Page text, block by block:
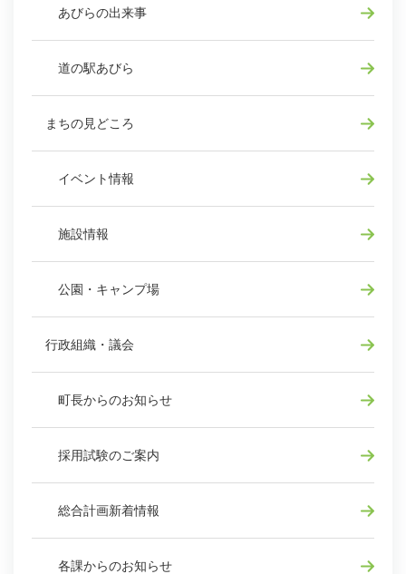
あびらの出来事
道の駅あびら
まちの見どころ
イベント情報
施設情報
公園・キャンプ場
行政組織・議会
町長からのお知らせ
採用試験のご案内
総合計画新着情報
各課からのお知らせ